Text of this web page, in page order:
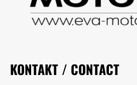
KONTAKT / CONTACT